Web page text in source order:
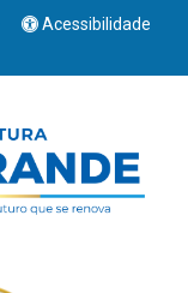
Acessibilidade